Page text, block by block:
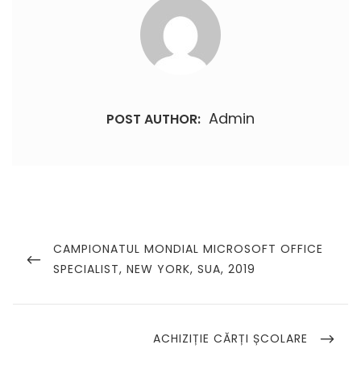
POST AUTHOR: Admin
articole
PREVIOUS
POST
CAMPIONATUL MONDIAL MICROSOFT OFFICE
SPECIALIST, NEW YORK, SUA, 2019
NEXT
ACHIZIȚIE CĂRȚI ȘCOLARE